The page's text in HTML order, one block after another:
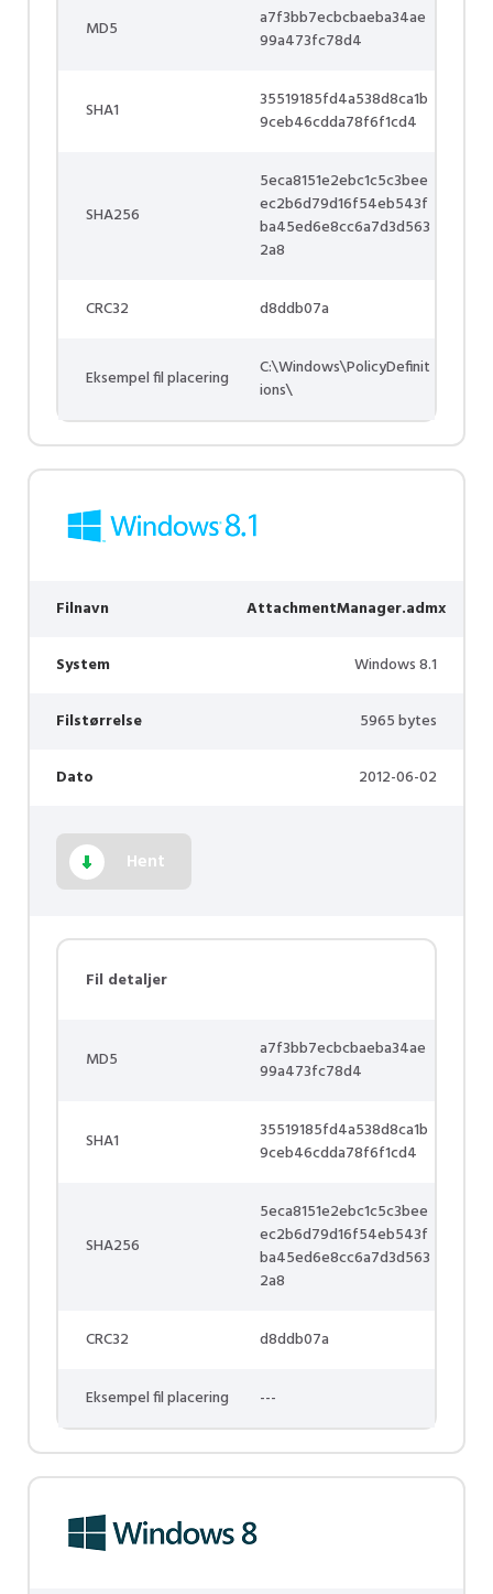
MD5
a7f3bb7ecbcbaeba34ae
99a473fc78d4
SHA1
35519185fd4a538d8ca1b
9ceb46cdda78f6f1cd4
SHA256
5eca8151e2ebc1c5c3bee
ec2b6d79d16f54eb543f
ba45ed6e8cc6a7d3d563
2a8
CRC32 d8ddb07a
Eksempel fil placering
C:\Windows\PolicyDefinit
ions\
Filnavn AttachmentManager.admx
System Windows 8.1
Filstørrelse 5965 bytes
Dato 2012-06-02
Hent
Fil detaljer
MD5
a7f3bb7ecbcbaeba34ae
99a473fc78d4
SHA1
35519185fd4a538d8ca1b
9ceb46cdda78f6f1cd4
SHA256
5eca8151e2ebc1c5c3bee
ec2b6d79d16f54eb543f
ba45ed6e8cc6a7d3d563
2a8
CRC32 d8ddb07a
Eksempel fil placering ---